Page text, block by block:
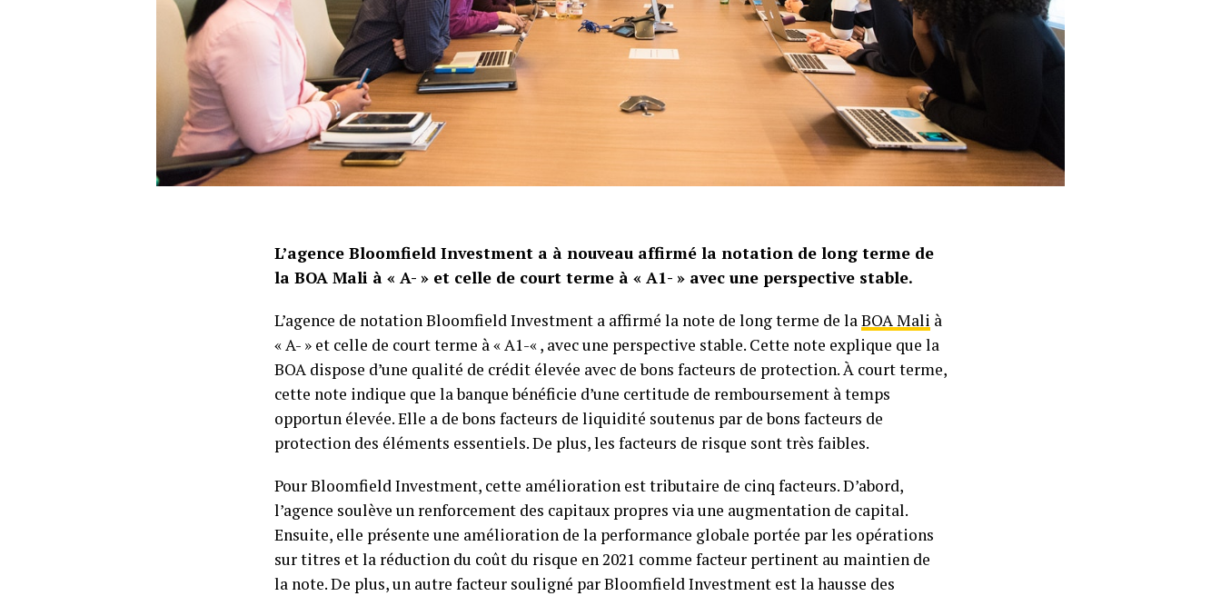
L’agence Bloomfield Investment a à nouveau affirmé la notation de long terme de
la BOA Mali à « A- » et celle de court terme à « A1- » avec une perspective stable.
L’agence de notation Bloomfield Investment a affirmé la note de long terme de laBOA Mali à
« A- » et celle de court terme à « A1-« , avec une perspective stable. Cette note explique que la
BOA dispose d’une qualité de crédit élevée avec de bons facteurs de protection. À court terme,
cette note indique que la banque bénéficie d’une certitude de remboursement à temps
opportun élevée. Elle a de bons facteurs de liquidité soutenus par de bons facteurs de
protection des éléments essentiels. De plus, les facteurs de risque sont très faibles.
Pour Bloomfield Investment, cette amélioration est tributaire de cinq facteurs. D’abord,
l’agence soulève un renforcement des capitaux propres via une augmentation de capital.
Ensuite, elle présente une amélioration de la performance globale portée par les opérations
sur titres et la réduction du coût du risque en 2021 comme facteur pertinent au maintien de
la note. De plus, un autre facteur souligné par Bloomfield Investment est la hausse des